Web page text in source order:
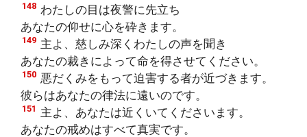
148 わたしの目は夜警に先立ち
あなたの仰せに心を砕きます。
149 主よ、慈しみ深くわたしの声を聞き
あなたの裁きによって命を得させてください。
150 悪だくみをもって迫害する者が近づきます。
彼らはあなたの律法に遠いのです。
151 主よ、あなたは近くいてくださいます。
あなたの戒めはすべて真実です。